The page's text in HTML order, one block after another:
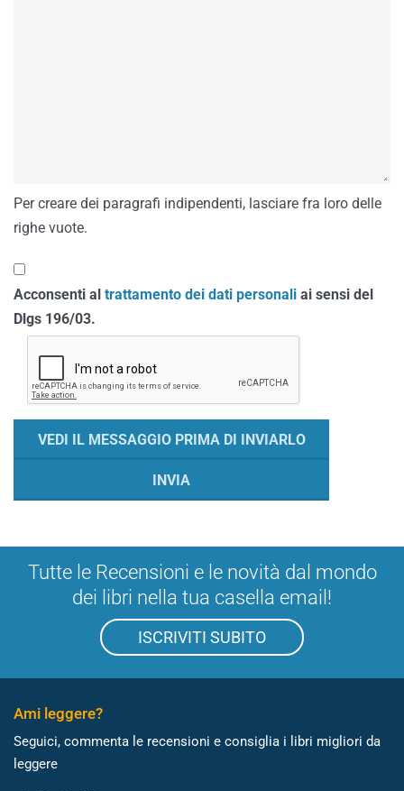
Per creare dei paragrafi indipendenti, lasciare fra loro delle
righe vuote.
Acconsenti al trattamento dei dati personali ai sensi del
Dlgs 196/03.
Tutte le Recensioni e le novità dal mondo
dei libri nella tua casella email!
ISCRIVITI SUBITO
Ami leggere?
Seguici, commenta le recensioni e consiglia i libri migliori da
leggere